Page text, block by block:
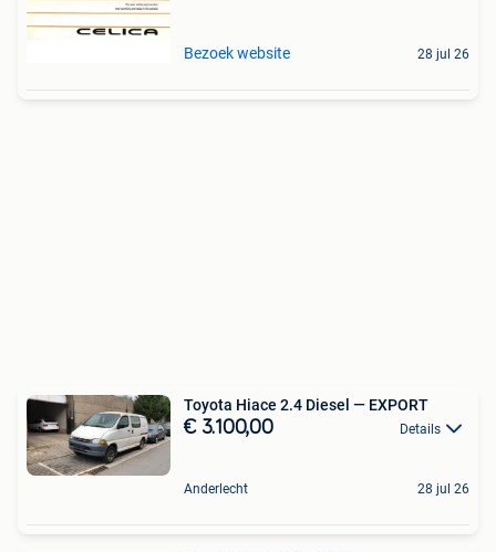
Bezoek website 28 jul 26
Toyota Hiace 2.4 Diesel — EXPORT
€ 3.100,00 Details
Anderlecht 28 jul 26